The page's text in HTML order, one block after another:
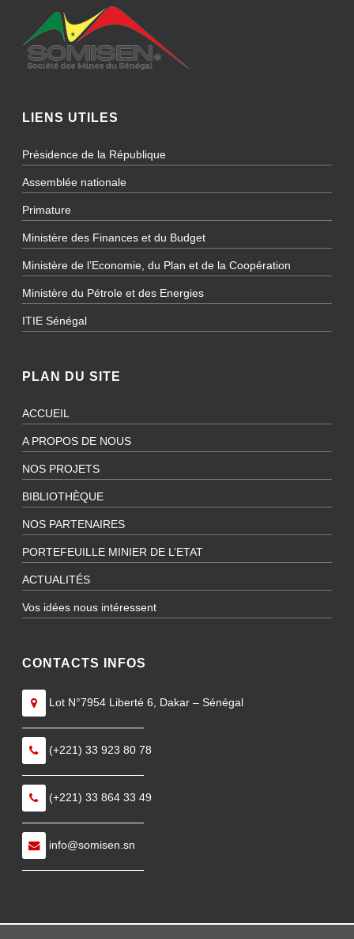
LIENS UTILES
Présidence de la République
Assemblée nationale
Primature
Ministère des Finances et du Budget
Ministère de l’Economie, du Plan et de la Coopération
Ministère du Pétrole et des Energies
ITIE Sénégal
PLAN DU SITE
ACCUEIL
A PROPOS DE NOUS
NOS PROJETS
BIBLIOTHÈQUE
NOS PARTENAIRES
PORTEFEUILLE MINIER DE L’ETAT
ACTUALITÉS
Vos idées nous intéressent
CONTACTS INFOS
Lot N°7954 Liberté 6, Dakar – Sénégal
———————————
(+221) 33 923 80 78
———————————
(+221) 33 864 33 49
———————————
info@somisen.sn
———————————